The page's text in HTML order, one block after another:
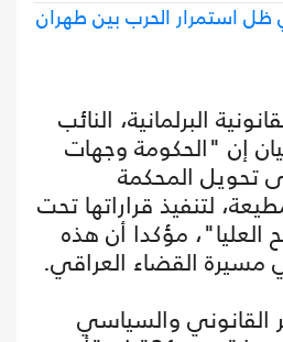
ظل استمرار الحرب بين طهران
البرلمانية، النائب
إن "الحكومة وجهات
تحويل المحكمة
لتنفيذ قراراتها تحت
العليا"، مؤكدا أن هذه
القضاء العراقي.
القانوني والسياسي